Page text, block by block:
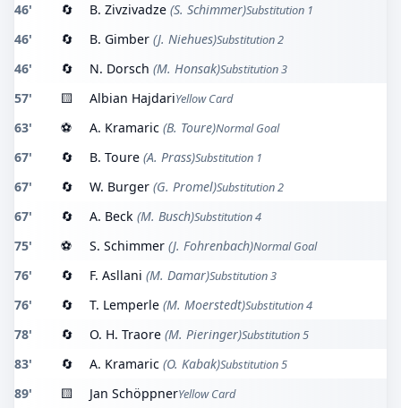
46' 🔄 B. Zivzivadze (S. Schimmer)Substitution 1
46' 🔄 B. Gimber (J. Niehues)Substitution 2
46' 🔄 N. Dorsch (M. Honsak)Substitution 3
57' 🟨 Albian HajdariYellow Card
63' ⚽ A. Kramaric (B. Toure)Normal Goal
67' 🔄 B. Toure (A. Prass)Substitution 1
67' 🔄 W. Burger (G. Promel)Substitution 2
67' 🔄 A. Beck (M. Busch)Substitution 4
75' ⚽ S. Schimmer (J. Fohrenbach)Normal Goal
76' 🔄 F. Asllani (M. Damar)Substitution 3
76' 🔄 T. Lemperle (M. Moerstedt)Substitution 4
78' 🔄 O. H. Traore (M. Pieringer)Substitution 5
83' 🔄 A. Kramaric (O. Kabak)Substitution 5
89' 🟨 Jan SchöppnerYellow Card